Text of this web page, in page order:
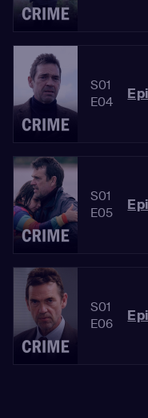
S01
E04
S01
E05
S01
E06